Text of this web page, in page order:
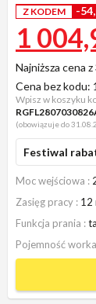
Z KODEM -
1
Najniższa cena
Cena bez kodu:
Wpisz w koszyku
(obowiązuje do
Festiwal
Moc wejściowa
Zasięg pracy
12
Funkcja prania
Pojemność